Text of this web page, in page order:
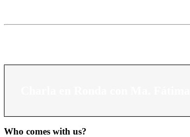
Who comes with us?